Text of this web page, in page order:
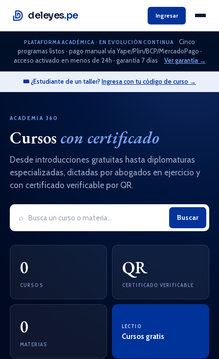
deleyes.pe Ingresar
PLATAFORMA ACADÉMICA · EN EVOLUCIÓN CONTINUA
Cinco
programas listos · pago manual vía Yape/Plin/BCP/MercadoPago ·
acceso activado en menos de 24h · garantía 7 días
Ver garantía →
🎟️ ¿Estudiante de un taller?Ingresa con tu código de curso →
ACADEMIA 360
Cursos con certificado
Desde introducciones gratuitas hasta diplomaturas
especializadas, dictadas por abogados en ejercicio y
con certificado verificable por QR.
⌕ Buscar
0
CURSOS
QR
CERTIFICADO VERIFICABLE
0
MATERIAS
LECTIO
Cursos gratis